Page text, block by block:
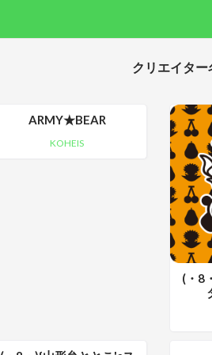
クリエイター
ARMY★BEAR
KOHEIS
(・8